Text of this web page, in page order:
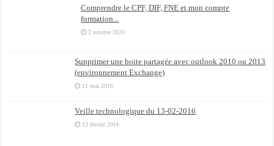
Comprendre le CPF, DIF, FNE et mon compte
formation...
2 octobre 2020
Supprimer une boite partagée avec outlook 2010 ou 2013
(environnement Exchange)
11 mai 2016
Veille technologique du 13-02-2016
13 février 2016